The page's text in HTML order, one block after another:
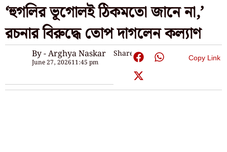
‘হুগলির ভূগোলই ঠিকমতো জানে না,’
রচনার বিরুদ্ধে তোপ দাগলেন কল্যাণ
By - Arghya Naskar
June 27, 202611:45 pm
Share: Copy Link